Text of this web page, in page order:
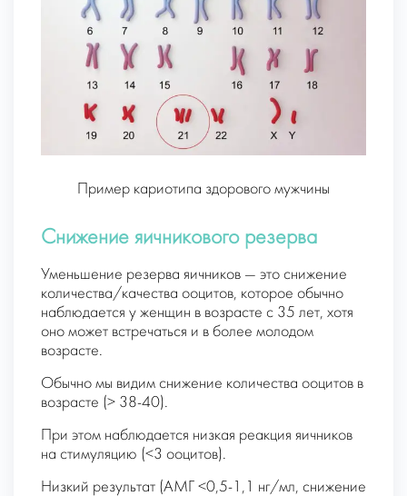
Пример кариотипа здорового мужчины
Снижение яичникового резерва
Уменьшение резерва яичников — это снижение
количества/качества ооцитов, которое обычно
наблюдается у женщин в возрасте с 35 лет, хотя
оно может встречаться и в более молодом
возрасте.
Обычно мы видим снижение количества ооцитов в
возрасте (> 38-40).
При этом наблюдается низкая реакция яичников
на стимуляцию (<3 ооцитов).
Низкий результат (АМГ <0,5-1,1 нг/мл, снижение